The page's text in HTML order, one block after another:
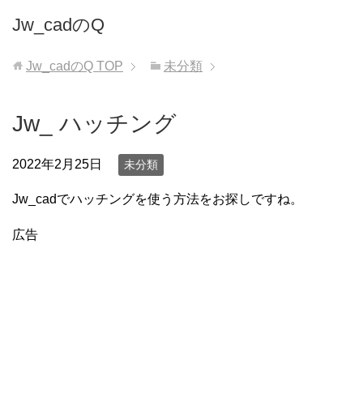
Jw_cadのQ
Jw_cadのQ TOP 未分類
Jw_ ハッチング
2022年2月25日 未分類
Jw_cadでハッチングを使う方法をお探しですね。
広告